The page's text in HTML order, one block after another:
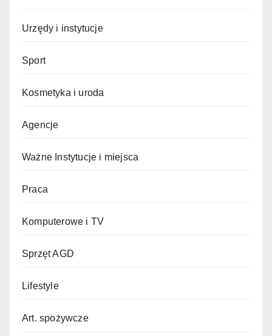
Urzędy i instytucje
Sport
Kosmetyka i uroda
Agencje
Ważne Instytucje i miejsca
Praca
Komputerowe i TV
Sprzęt AGD
Lifestyle
Art. spożywcze